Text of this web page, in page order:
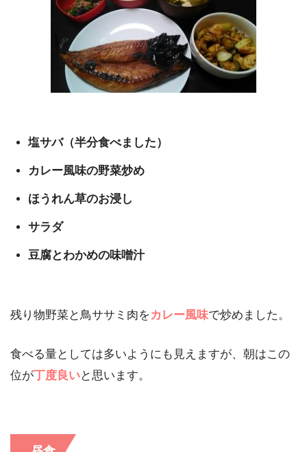
塩サバ（半分食べました）
カレー風味の野菜炒め
ほうれん草のお浸し
サラダ
豆腐とわかめの味噌汁
残り物野菜と鳥ササミ肉をカレー風味で炒めました。
食べる量としては多いようにも見えますが、朝はこの
位が丁度良いと思います。